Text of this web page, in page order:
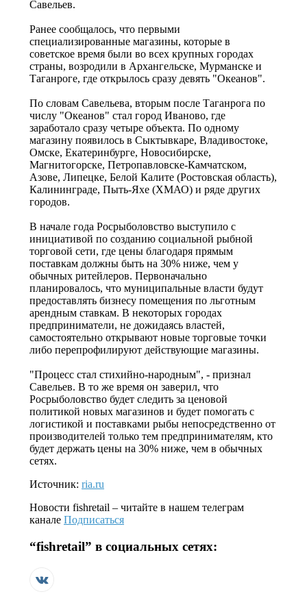
Савельев.
Ранее сообщалось, что первыми
специализированные магазины, которые в
советское время были во всех крупных городах
страны, возродили в Архангельске, Мурманске и
Таганроге, где открылось сразу девять "Океанов".
По словам Савельева, вторым после Таганрога по
числу "Океанов" стал город Иваново, где
заработало сразу четыре объекта. По одному
магазину появилось в Сыктывкаре, Владивостоке,
Омске, Екатеринбурге, Новосибирске,
Магнитогорске, Петропавловске-Камчатском,
Азове, Липецке, Белой Калите (Ростовская область),
Калининграде, Пыть-Яхе (ХМАО) и ряде других
городов.
В начале года Росрыболовство выступило с
инициативой по созданию социальной рыбной
торговой сети, где цены благодаря прямым
поставкам должны быть на 30% ниже, чем у
обычных ритейлеров. Первоначально
планировалось, что муниципальные власти будут
предоставлять бизнесу помещения по льготным
арендным ставкам. В некоторых городах
предприниматели, не дожидаясь властей,
самостоятельно открывают новые торговые точки
либо перепрофилируют действующие магазины.
"Процесс стал стихийно-народным", - признал
Савельев. В то же время он заверил, что
Росрыболовство будет следить за ценовой
политикой новых магазинов и будет помогать с
логистикой и поставками рыбы непосредственно от
производителей только тем предпринимателям, кто
будет держать цены на 30% ниже, чем в обычных
сетях.
Источник: ria.ru
Новости fishretail – читайте в нашем телеграм
канале Подписаться
“fishretail” в социальных сетях: